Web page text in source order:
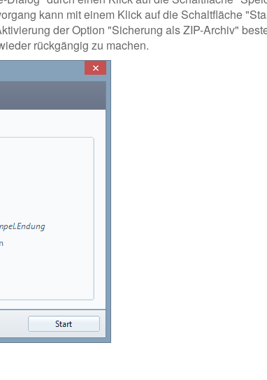
kann mit einem Klick auf die Schaltfläche
der Option "Sicherung als ZIP-Archiv"
rückgängig zu machen.